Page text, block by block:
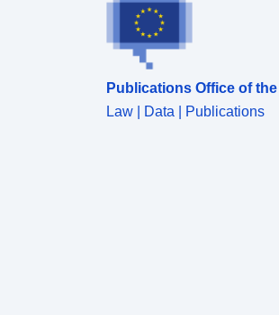
Publications Office of
Law | Data | Publications